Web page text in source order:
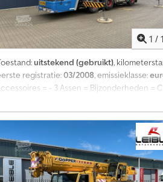
1 /
uitstekend (gebruikt),
registratie:03/2008, emissieklasse:
= - 3 Assen = Bijzonderheden =
informatie Aantal cilinders: 6
2), ~240 kW (326 HP). Gewichten
Tgofsha Functioneel Bovenarmlengte:
Technische staat: zeer goed Optische